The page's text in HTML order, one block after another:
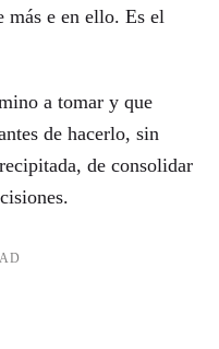
más e en ello. Es el
a tomar y que
de hacerlo, sin
de consolidar